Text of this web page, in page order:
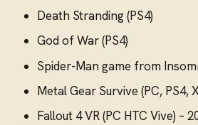
Death Stranding (PS4)
God of War (PS4)
Spider-Man game from
Metal Gear Survive (PC, PS4,
Fallout 4 VR (PC HTC Vive) –